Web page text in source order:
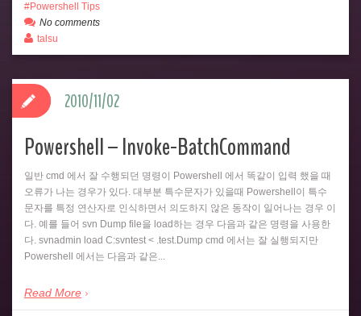
Powershell Tips
No comments
talsu
Powershell – Invoke-BatchCommand
일반 cmd 에서 잘 수행되던 명령이 Powershell 에서 똑같이 입력 했을 때
오류가 나는 경우가 있다. 대부분 특수문자가 있을때 Powershell이 특수
문자를 특정 연산자로 인식하면서 의도하지 않은 동작이 일어나는 경우 이
다. 예를 들어 svn Dump file을 load하는 경우 다음과 같은 명령을 사용한
다. svnadmin load C:svntest < .test.Dump cmd 에서는 잘 실행되지만
Powershell 에서는 다음과 같은...
Read More
2010/11/02